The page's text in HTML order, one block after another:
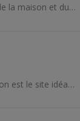
ManoMano est LE leader européen spécialiste du bricolage, de la maison et du jardin. ManoMano s'adressent à tous, des bricoleurs amateurs aux profe...
Le cashback Groupon pour nos membres en Belgique. Groupon est le site idéal pour trouver des offres exceptionnelles et des deals autour de chez...